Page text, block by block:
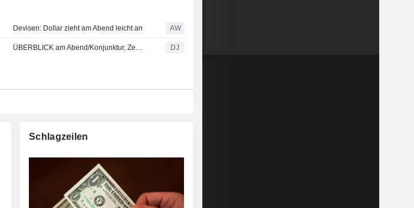
Devisen: Dollar zieht am Abend leicht an AW
ÜBERBLICK am Abend/Konjunktur, Zentralbanken, Politik DJ
Schlagzeilen